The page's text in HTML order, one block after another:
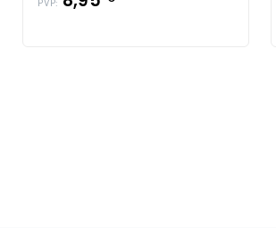
PVP: